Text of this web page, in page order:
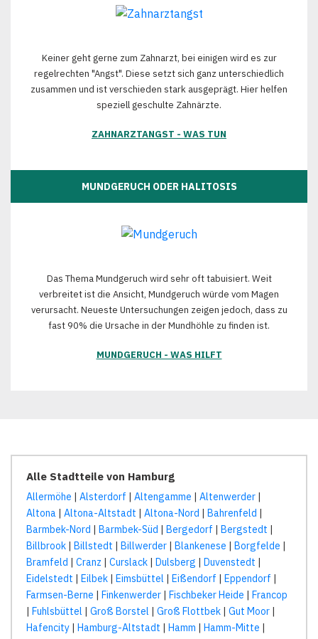
Keiner geht gerne zum Zahnarzt, bei einigen wird es zur
regelrechten "Angst". Diese setzt sich ganz unterschiedlich
zusammen und ist verschieden stark ausgeprägt. Hier helfen
speziell geschulte Zahnärzte.
ZAHNARZTANGST - WAS TUN
MUNDGERUCH ODER HALITOSIS
Das Thema Mundgeruch wird sehr oft tabuisiert. Weit
verbreitet ist die Ansicht, Mundgeruch würde vom Magen
verursacht. Neueste Untersuchungen zeigen jedoch, dass zu
fast 90% die Ursache in der Mundhöhle zu finden ist.
MUNDGERUCH - WAS HILFT
Alle Stadtteile von Hamburg
Allermöhe | Alsterdorf | Altengamme | Altenwerder |
Altona | Altona-Altstadt | Altona-Nord | Bahrenfeld |
Barmbek-Nord | Barmbek-Süd | Bergedorf | Bergstedt |
Billbrook | Billstedt | Billwerder | Blankenese | Borgfelde |
Bramfeld | Cranz | Curslack | Dulsberg | Duvenstedt |
Eidelstedt | Eilbek | Eimsbüttel | Eißendorf | Eppendorf |
Farmsen-Berne | Finkenwerder | Fischbeker Heide | Francop
| Fuhlsbüttel | Groß Borstel | Groß Flottbek | Gut Moor |
Hafencity | Hamburg-Altstadt | Hamm | Hamm-Mitte |